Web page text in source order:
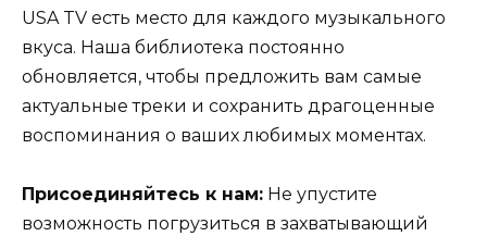
USA TV есть место для каждого музыкального
вкуса. Наша библиотека постоянно
обновляется, чтобы предложить вам самые
актуальные треки и сохранить драгоценные
воспоминания о ваших любимых моментах.
Присоединяйтесь к нам: Не упустите
возможность погрузиться в захватывающий